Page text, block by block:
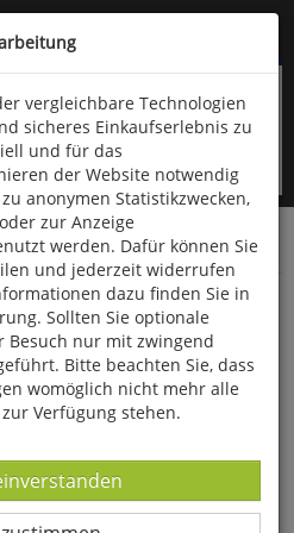
überspringen
9323-960
Methode
vergleichbare Technologien
sicheres Einkaufserlebnis zu
und für das
der Website notwendig
anonymen Statistikzwecken,
zur Anzeige
werden. Dafür können Sie
und jederzeit widerrufen
dazu finden Sie in
Sollten Sie optionale
Besuch nur mit zwingend
Bitte beachten Sie, dass
womöglich nicht mehr alle
Verfügung stehen.
-